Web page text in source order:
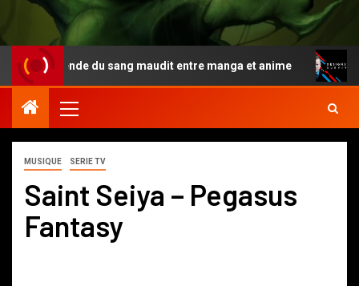
la légende du sang maudit entre manga et anime
MUSIQUE SERIE TV
Saint Seiya – Pegasus
Fantasy